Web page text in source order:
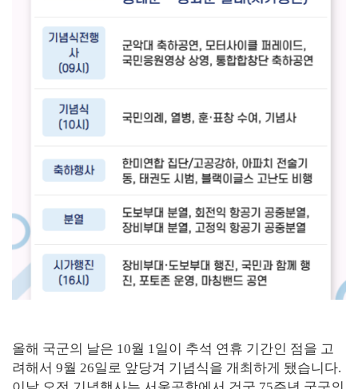
올해 국군의 날은 10월 1일이 추석 연휴 기간인 점을 고
려해서 9월 26일로 앞당겨 기념식을 개최하게 됐습니다.